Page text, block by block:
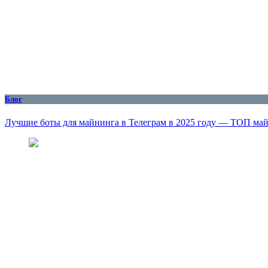
Блог
Лучшие боты для майнинга в Телеграм в 2025 году — ТОП